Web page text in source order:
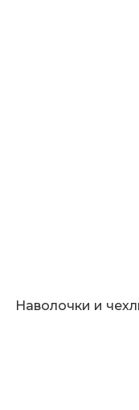
Наволочки и